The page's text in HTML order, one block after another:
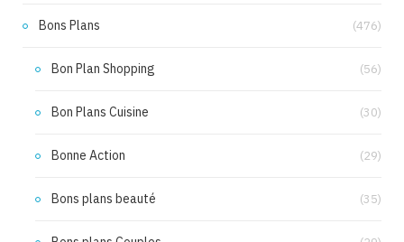
Bons Plans (476)
Bon Plan Shopping (56)
Bon Plans Cuisine (30)
Bonne Action (29)
Bons plans beauté (35)